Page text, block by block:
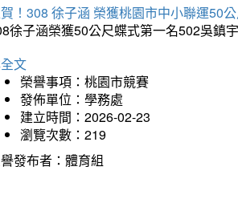
！308 徐子涵 榮獲桃園市中小聯運50
徐子涵榮獲50公尺蝶式第一名502吳鎮
文
榮譽事項：桃園市競賽
發佈單位：學務處
建立時間：2026-02-23
瀏覽次數：219
發布者：體育組